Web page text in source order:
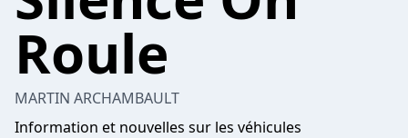
Roule
MARTIN ARCHAMBAULT
Information et nouvelles sur les véhicules